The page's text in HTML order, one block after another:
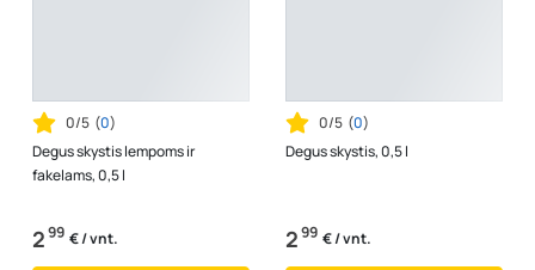
0/5 (0)
Degus skystis lempoms ir
fakelams, 0,5 l
299 € / vnt.
0/5 (0)
Degus skystis, 0,5 l
299 € / vnt.